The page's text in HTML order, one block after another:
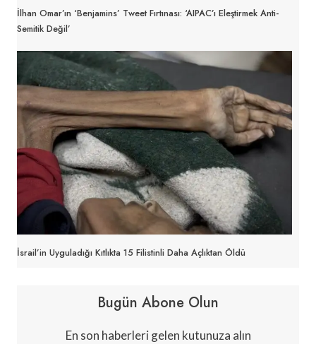
İlhan Omar’ın ‘Benjamins’ Tweet Fırtınası: ‘AIPAC’ı Eleştirmek Anti-
Semitik Değil’
İsrail’in Uyguladığı Kıtlıkta 15 Filistinli Daha Açlıktan Öldü
Bugün Abone Olun
En son haberleri gelen kutunuza alın